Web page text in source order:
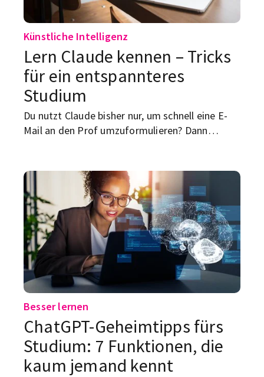
Künstliche Intelligenz
Lern Claude kennen – Tricks
für ein entspannteres
Studium
Du nutzt Claude bisher nur, um schnell eine E-
Mail an den Prof umzuformulieren? Dann
hübsche Sätze bauen – und die spannendsten
Funktionen tauchen in keinem Erstsemester-
Ratgeber auf.
Besser lernen
ChatGPT-Geheimtipps fürs
Studium: 7 Funktionen, die
kaum jemand kennt